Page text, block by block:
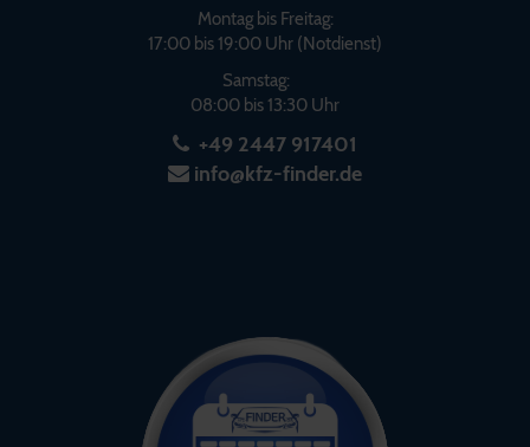
Montag bis Freitag:
17:00 bis 19:00 Uhr (Notdienst)
Samstag:
08:00 bis 13:30 Uhr
+49 2447 917401
info@kfz-finder.de